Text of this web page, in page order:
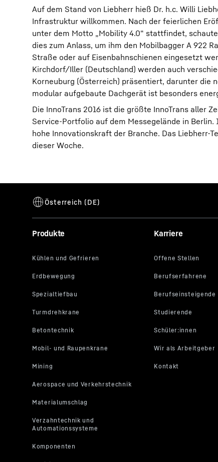
Auf dem Stand von Liebherr hieß Dr. h.c. Willi
Infrastruktur willkommen. Nach der feierlichen
unter dem Motto „Mobility 4.0“ stattfindet,
dies zum Anlass, um ihm den Mobilbagger A 922
Straße oder auf Eisenbahnschienen eingesetzt
Kirchdorf/Iller (Deutschland) werden auch
Korneuburg (Österreich) präsentiert, darunter die
modular aufgebaute Dachgerät ist besonders
Die InnoTrans 2016 ist die größte InnoTrans aller
Service-Portfolio auf dem Messegelände in
hohe Innovationskraft der Branche. Das Liebherr-
dieser Woche.
Produkte Karriere